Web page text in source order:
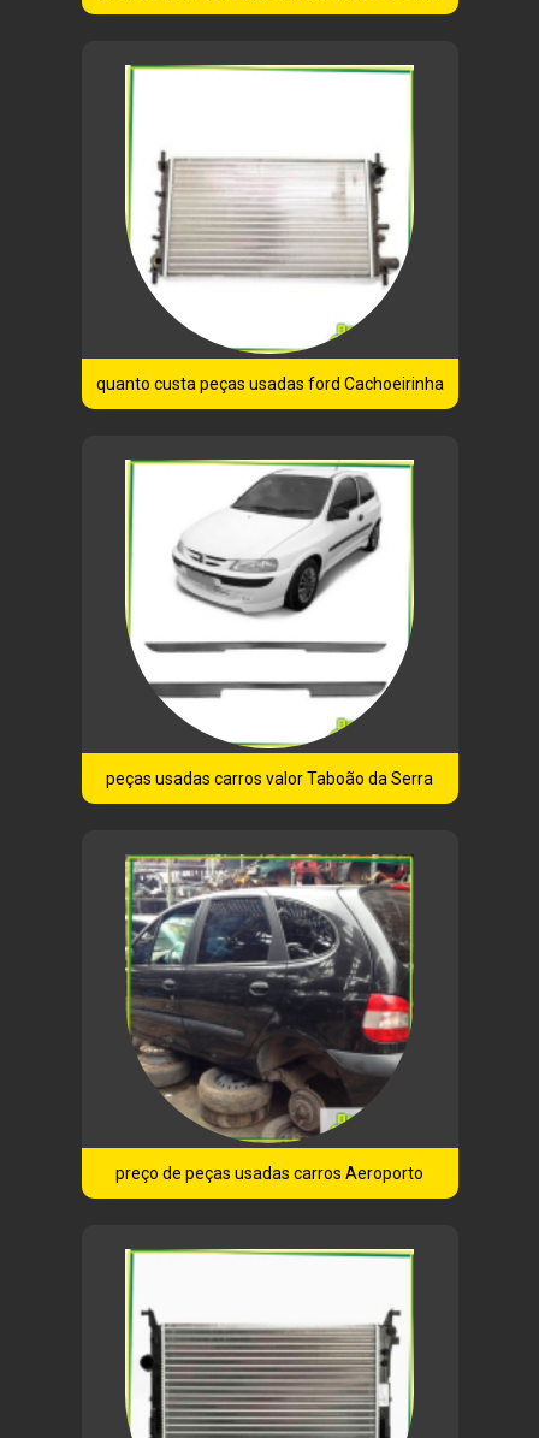
quanto custa peças usadas ford Cachoeirinha
peças usadas carros valor Taboão da Serra
preço de peças usadas carros Aeroporto